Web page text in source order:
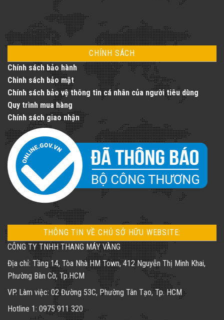
CHÍNH SÁCH
Chính sách bảo hành
Chinh sách bảo mật
Chính sách bảo vệ thông tin cá nhân của người tiêu dùng
Quy trình mua hàng
Chính sách giao nhận
THÔNG TIN VỀ CHỦ SỞ HỮU WEBSITE:
CÔNG TY TNHH THANG MÁY VÀNG
Địa chỉ: Tầng 14, Tòa Nhà HM Town, 412 Nguyễn Thị Minh Khai,
Phường Bàn Cờ, Tp.HCM
VP. Làm việc: 02 Đường 53C, Phường Tân Tạo, Tp. HCM
Hotline 1: 0975 911 320